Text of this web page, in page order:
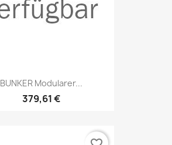
BUNKER Modularer...
379,61 €